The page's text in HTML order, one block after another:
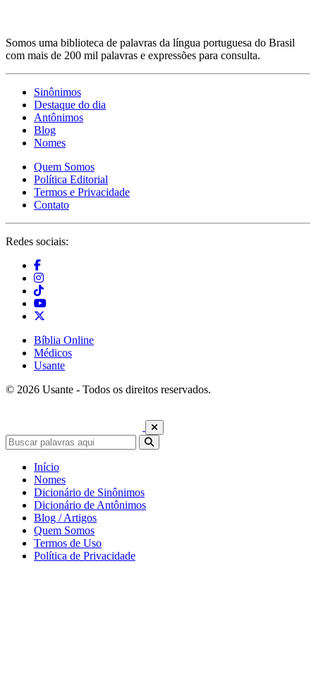
Somos uma biblioteca de palavras da língua portuguesa do Brasil
com mais de 200 mil palavras e expressões para consulta.
Sinônimos
Destaque do dia
Antônimos
Blog
Nomes
Quem Somos
Política Editorial
Termos e Privacidade
Contato
Redes sociais:
Bíblia Online
Médicos
Usante
© 2026 Usante - Todos os direitos reservados.
Início
Nomes
Dicionário de Sinônimos
Dicionário de Antônimos
Blog / Artigos
Quem Somos
Termos de Uso
Política de Privacidade